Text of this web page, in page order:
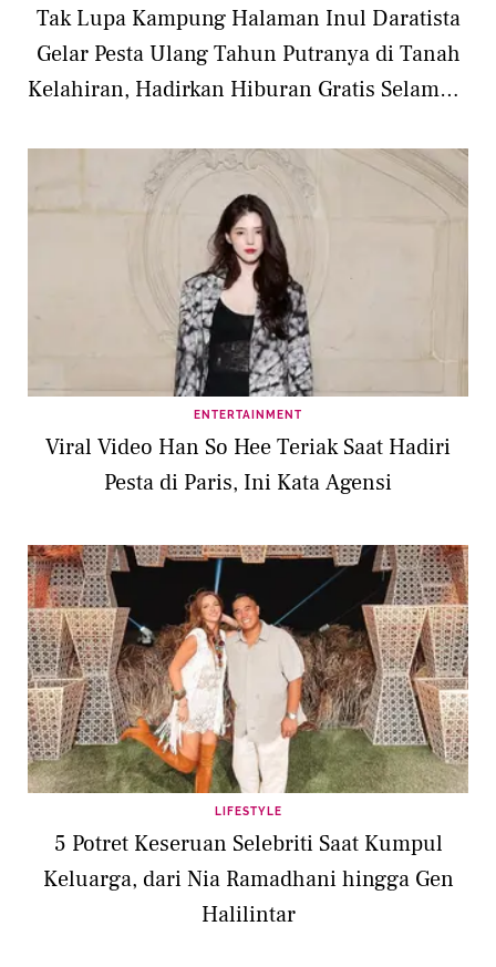
Tak Lupa Kampung Halaman Inul Daratista
Gelar Pesta Ulang Tahun Putranya di Tanah
Kelahiran, Hadirkan Hiburan Gratis Selama 3
ENTERTAINMENT
Viral Video Han So Hee Teriak Saat Hadiri
Pesta di Paris, Ini Kata Agensi
LIFESTYLE
5 Potret Keseruan Selebriti Saat Kumpul
Keluarga, dari Nia Ramadhani hingga Gen
Halilintar